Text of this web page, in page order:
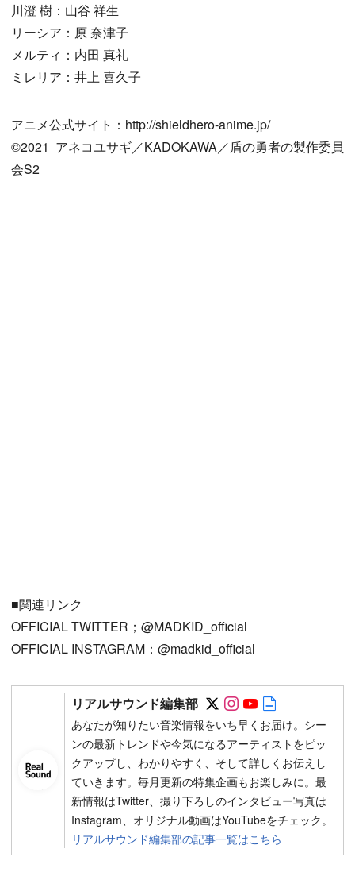
川澄 樹：山谷 祥生
リーシア：原 奈津子
メルティ：内田 真礼
ミレリア：井上 喜久子
アニメ公式サイト：http://shieldhero-anime.jp/
©2021 アネコユサギ／KADOKAWA／盾の勇者の製作委員
会S2
■関連リンク
OFFICIAL TWITTER；@MADKID_official
OFFICIAL INSTAGRAM：@madkid_official
リアルサウンド編集部 Follow on SNS
Follow on SNS
Follow on
あなたが知りたい音楽情報をいち早くお届け。シー
ンの最新トレンドや今気になるアーティストをピッ
クアップし、わかりやすく、そして詳しくお伝えし
ていきます。毎月更新の特集企画もお楽しみに。最
新情報はTwitter、撮り下ろしのインタビュー写真は
Instagram、オリジナル動画はYouTubeをチェック。
リアルサウンド編集部の記事一覧はこちら